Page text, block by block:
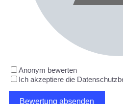
Anonym bewerten
Ich akzeptiere die